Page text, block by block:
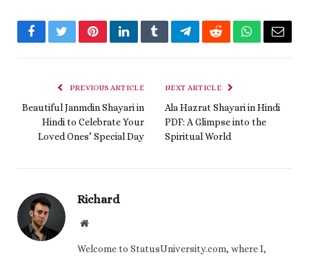
FacebookTwitterPinterestLinkedInTumblrTelegramRedditWhatsApp
Email
PREVIOUS ARTICLE
Beautiful Janmdin Shayari in
Hindi to Celebrate Your
Loved Ones’ Special Day
NEXT ARTICLE
Ala Hazrat Shayari in Hindi
PDF: A Glimpse into the
Spiritual World
Richard
Website
Welcome to StatusUniversity.com, where I,